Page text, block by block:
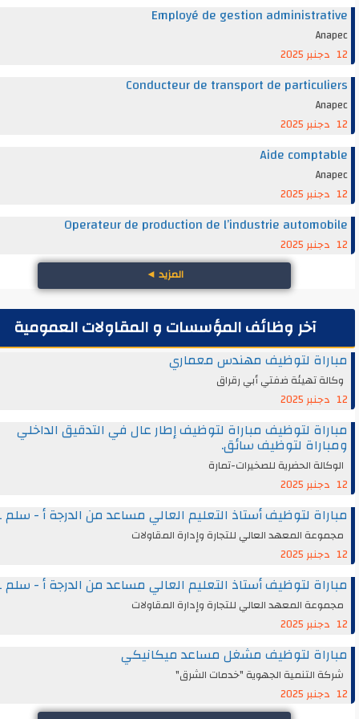
Employé de gestion
Conducteur de transport de
Aide
Operateur de production de l’industrie
◄
آخر وظائف المؤسسات و المقاولات العمومية
لتوظيف مهندس معماري
تهيئة ضفتي أبي رقراق
لتوظيف مباراة لتوظيف إطار عال في التدقيق الداخلي
لتوظيف سائق.
الحضرية للصخيرات-تمارة
لتوظيف أستاذ التعليم العالي مساعد من الدرجة أ - سلم 11
المعهد العالي للتجارة وإدارة المقاولات
لتوظيف أستاذ التعليم العالي مساعد من الدرجة أ - سلم 11
المعهد العالي للتجارة وإدارة المقاولات
لتوظيف مشغل مساعد ميكانيكي
التنمية الجهوية "خدمات الشرق"